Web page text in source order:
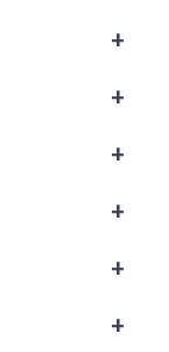
+
+
+
+
+
+